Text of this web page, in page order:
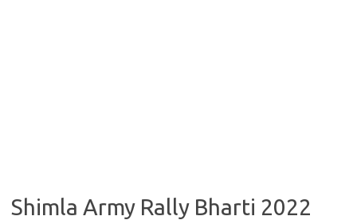
Shimla Army Rally Bharti 2022